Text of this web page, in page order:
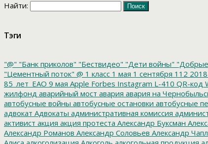
Найти:
Тэги
"@" "Банк приколов" "Бествидео" "Дети войны"
"Цементный поток" @ 1 класс 1 мая 1 сентября 112 2018
85_лет_ЕАО 9 мая Apple Forbes Instagram L-410 QR-код
жилфонд аварийный мост авария авария на
автобусные войны автобусные остановки автобусные
адвокат Адвокаты административная комиссия
активист акция акция протеста Александр Буксман
Александр Романов Александр Соловьев Александр